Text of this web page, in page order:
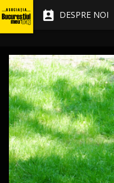
 DESPRE NOI